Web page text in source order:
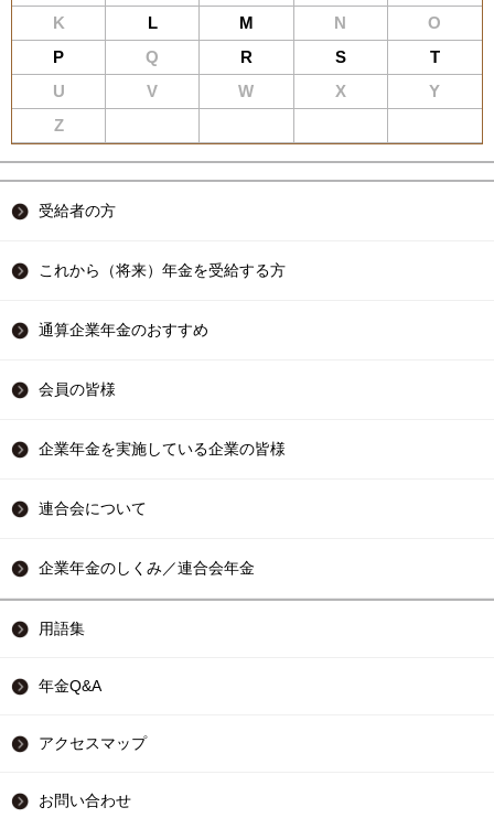
K
L M N
O
P
Q R S
T
U
V W X
Y
Z
受給者の方
これから（将来）年金を受給する方
通算企業年金のおすすめ
会員の皆様
企業年金を実施している企業の皆様
連合会について
企業年金のしくみ／連合会年金
用語集
年金Q&A
アクセスマップ
お問い合わせ